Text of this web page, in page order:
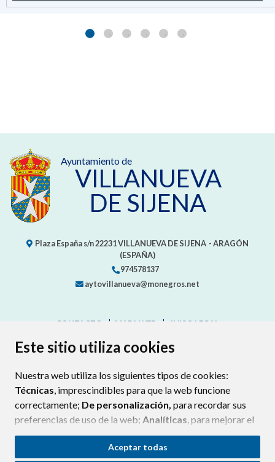
Este sitio utiliza cookies
Nuestra web utiliza los siguientes tipos de cookies:
Técnicas, imprescindibles para que la web funcione
correctamente; De personalización, para recordar sus
preferencias de uso de la web; Analíticas, para mejorar el
funcionamiento de la web y sus servicios.
Si acepta pulsando el botón“Aceptar todas”
Aceptar todas
Ayuntamiento de
VILLANUEVA
DE SIJENA
Plaza España s/n22231VILLANUEVA DE SIJENA - ARAGÓN
(ESPAÑA)
974578137
aytovillanueva@monegros.net
CONTACTO MAPA WEB
AVISO LEGAL
PROTECCIÓN DE DATOS
POLÍTICA DE COOKIES